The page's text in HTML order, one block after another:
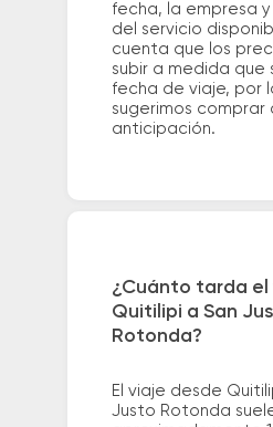
fecha, la empresa
del servicio
cuenta que los
subir a medida que
fecha de viaje, por
sugerimos comprar
anticipación.
¿Cuánto tarda el
Quitilipi a San
Rotonda?
El viaje desde
Justo Rotonda